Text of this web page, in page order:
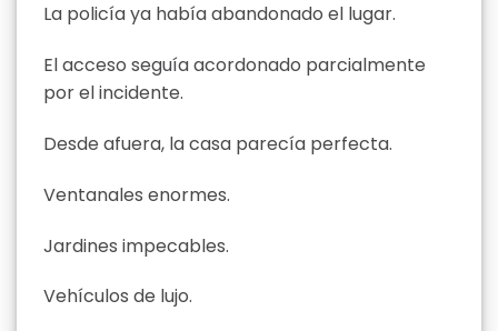
La policía ya había abandonado el lugar.
El acceso seguía acordonado parcialmente
por el incidente.
Desde afuera, la casa parecía perfecta.
Ventanales enormes.
Jardines impecables.
Vehículos de lujo.